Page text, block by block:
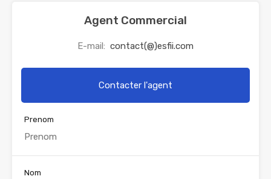
Agent Commercial
E-mail: contact(@)esfii.com
Contacter l'agent
Prenom
Nom